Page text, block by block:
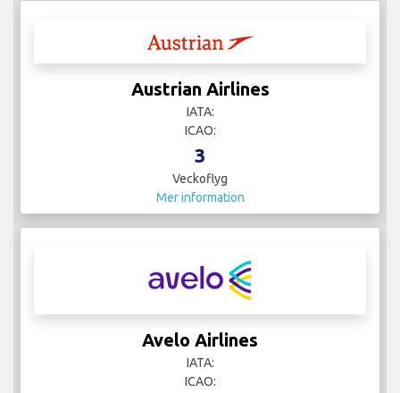
Austrian Airlines
IATA:
ICAO:
3
Veckoflyg
Mer information
Avelo Airlines
IATA:
ICAO: